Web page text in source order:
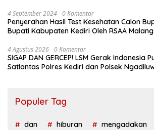
4 September 2024 0 Komentar
Penyerahan Hasil Test Kesehatan Calon
Bupati Kabupaten Kediri Oleh RSAA Malang Kepada KPU
4 Agustus 2026 0 Komentar
SIGAP DAN GERCEP! LSM Gerak Indonesia
Satlantas Polres Kediri dan Polsek
Populer Tag
dan hiburan mengadakan